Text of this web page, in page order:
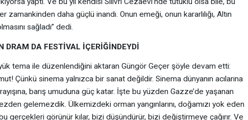
zamankinden daha güçlü inandı. Onun emeği, onun kararlılığı, Altın
sağladı” dedi.
DRAM DA FESTİVAL İÇERİĞİNDEYDİ
tema ile düzenlendiğini aktaran Güngör Geçer şöyle devam etti:
Çünkü sinema yalnızca bir sanat değildir. Sinema dünyanın acılarına
barış umuduna güç katar. İşte bu yüzden Gazze’de yaşanan
gelemezdik. Ülkemizdeki orman yangınlarını, doğamızı yok eden
bu gerçekleri görünür kılar, bizi düşündürür, bizi değiştirmeye çağırır. Ve